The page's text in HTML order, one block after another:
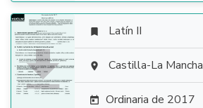

 Latín II
 Castilla-La Mancha
 Ordinaria de 2017